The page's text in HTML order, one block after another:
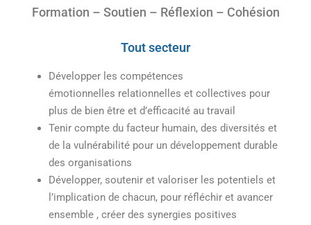
Formation – Soutien – Réflexion – Cohésion
Tout secteur
Développer les compétences
émotionnelles relationnelles et collectives pour
plus de bien être et d’efficacité au travail
Tenir compte du facteur humain, des diversités et
de la vulnérabilité pour un développement durable
des organisations
Développer, soutenir et valoriser les potentiels et
l’implication de chacun, pour réfléchir et avancer
ensemble , créer des synergies positives